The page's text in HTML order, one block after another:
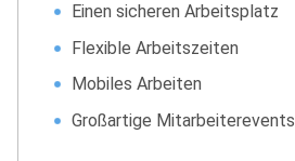
Einen sicheren Arbeitsplatz
Flexible Arbeitszeiten
Mobiles Arbeiten
Großartige Mitarbeiterevents